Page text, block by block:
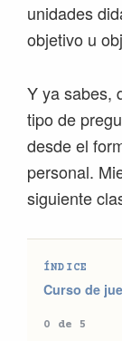
unidades
objetivo u
Y ya sabes,
tipo de
desde el
personal.
siguiente
ÍNDICE
Curso de
0 de 5